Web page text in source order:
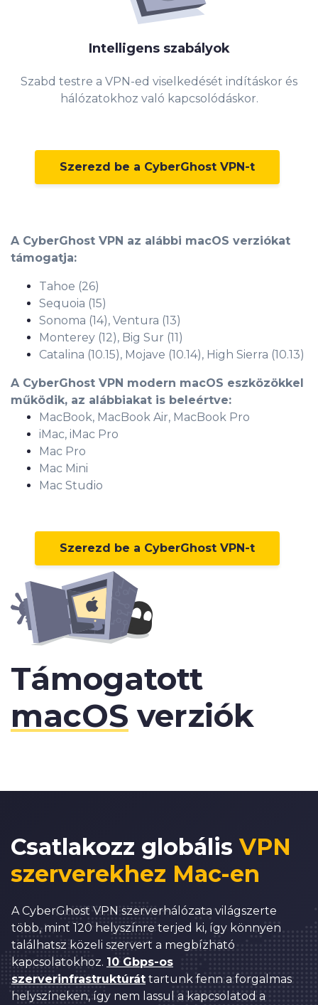
Intelligens szabályok
Szabd testre a VPN-ed viselkedését indításkor és
hálózatokhoz való kapcsolódáskor.
Szerezd be a CyberGhost VPN-t
Támogatott
macOS verziók
A CyberGhost VPN az alábbi macOS verziókat
támogatja:
Tahoe (26)
Sequoia (15)
Sonoma (14), Ventura (13)
Monterey (12), Big Sur (11)
Catalina (10.15), Mojave (10.14), High Sierra (10.13)
A CyberGhost VPN modern macOS eszközökkel
működik, az alábbiakat is beleértve:
MacBook, MacBook Air, MacBook Pro
iMac, iMac Pro
Mac Pro
Mac Mini
Mac Studio
Szerezd be a CyberGhost VPN-t
Csatlakozz globális VPN
szerverekhez Mac-en
A CyberGhost VPN szerverhálózata világszerte
több, mint 120 helyszínre terjed ki, így könnyen
találhatsz közeli szervert a megbízható
kapcsolatokhoz. 10 Gbps-os
szerverinfrastruktúrát tartunk fenn a forgalmas
helyszíneken, így nem lassul a kapcsolatod a